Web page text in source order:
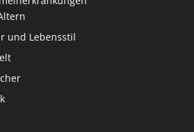
und Lebensstil